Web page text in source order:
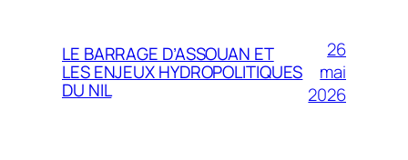
LE BARRAGE D’ASSOUAN ET
LES ENJEUX HYDROPOLITIQUES
DU NIL
26
mai
2026